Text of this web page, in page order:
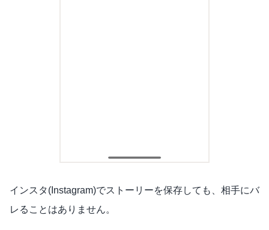
インスタ(Instagram)でストーリーを保存しても、相手にバ
レることはありません。